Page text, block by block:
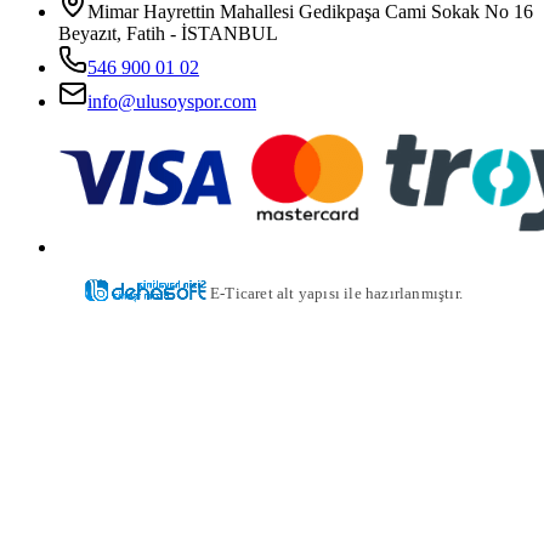
Mimar Hayrettin Mahallesi Gedikpaşa Cami Sokak No 16
Beyazıt, Fatih - İSTANBUL
546 900 01 02
info@ulusoyspor.com
E-Ticaret alt yapısı ile hazırlanmıştır.